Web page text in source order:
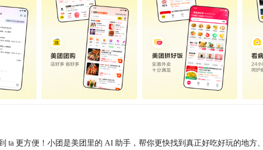
ta 更方便！小团是美团里的 AI 助手，帮你更快找到真正好吃好玩的地方、